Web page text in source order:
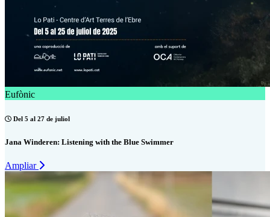
Eufònic
Del 5 al 27 de juliol
Jana Winderen: Listening with the Blue Swimmer
Ampliar